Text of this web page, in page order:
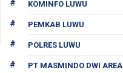
KOMINFO LUWU
PEMKAB LUWU
POLRES LUWU
PT MASMINDO DWI AREA